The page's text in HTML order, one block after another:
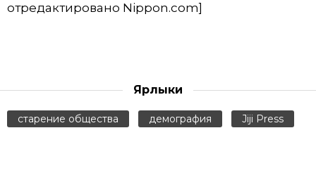
отредактировано Nippon.com]
Ярлыки
старение общества демография Jiji Press